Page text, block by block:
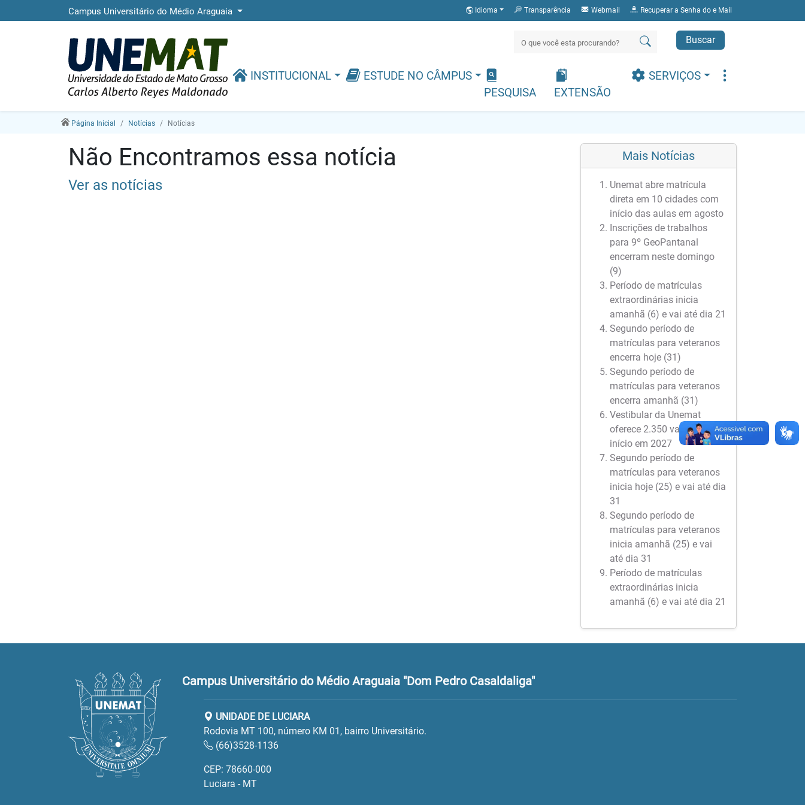
Campus Universitário do Médio Araguaia Idioma Transparência Webmail Recuperar a Senha do e Mail
Buscar
INSTITUCIONAL
ESTUDE NO CÂMPUS
PESQUISA
EXTENSÃO
SERVIÇOS
Página Inicial Notícias Notícias
Não Encontramos essa notícia
Ver as notícias
Mais Notícias
Unemat abre matrícula
direta em 10 cidades com
início das aulas em agosto
Inscrições de trabalhos
para 9º GeoPantanal
encerram neste domingo
(9)
Período de matrículas
extraordinárias inicia
amanhã (6) e vai até dia 21
Segundo período de
matrículas para veteranos
encerra hoje (31)
Segundo período de
matrículas para veteranos
encerra amanhã (31)
Vestibular da Unemat
oferece 2.350 vagas para
início em 2027
Segundo período de
matrículas para veteranos
inicia hoje (25) e vai até dia
31
Segundo período de
matrículas para veteranos
inicia amanhã (25) e vai
até dia 31
Período de matrículas
extraordinárias inicia
amanhã (6) e vai até dia 21
Campus Universitário do Médio Araguaia "Dom Pedro Casaldaliga"
UNIDADE DE LUCIARA
Rodovia MT 100, número KM 01, bairro Universitário.
(66)3528-1136
CEP: 78660-000
Luciara - MT